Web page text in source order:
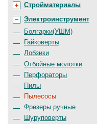
Стройматериалы
Электроинструмент
Болгарки(УШМ)
Гайковерты
Лобзики
Отбойные молотки
Перфораторы
Пилы
Пылесосы
Фрезеры ручные
Шуруповерты